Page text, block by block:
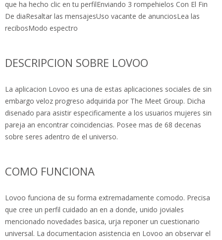
que ha hecho clic en tu perfilEnviando 3 rompehielos Con El Fin
De diaResaltar las mensajesUso vacante de anunciosLea las
recibosModo espectro
DESCRIPCION SOBRE LOVOO
La aplicacion Lovoo es una de estas aplicaciones sociales de sin
embargo veloz progreso adquirida por The Meet Group. Dicha
disenado para asistir especificamente a los usuarios mujeres sin
pareja an encontrar coincidencias. Posee mas de 68 decenas
sobre seres adentro de el universo.
COMO FUNCIONA
Lovoo funciona de su forma extremadamente comodo. Precisa
que cree un perfil cuidado an en a donde, unido joviales
mencionado novedades basica, urja reponer un cuestionario
universal. La documentacion asistencia en Lovoo an observar el